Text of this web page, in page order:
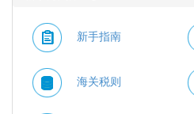
新手指南
海关税则